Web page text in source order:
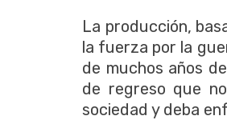
La producción,
la fuerza por la
de muchos años
de regreso que
sociedad y deba